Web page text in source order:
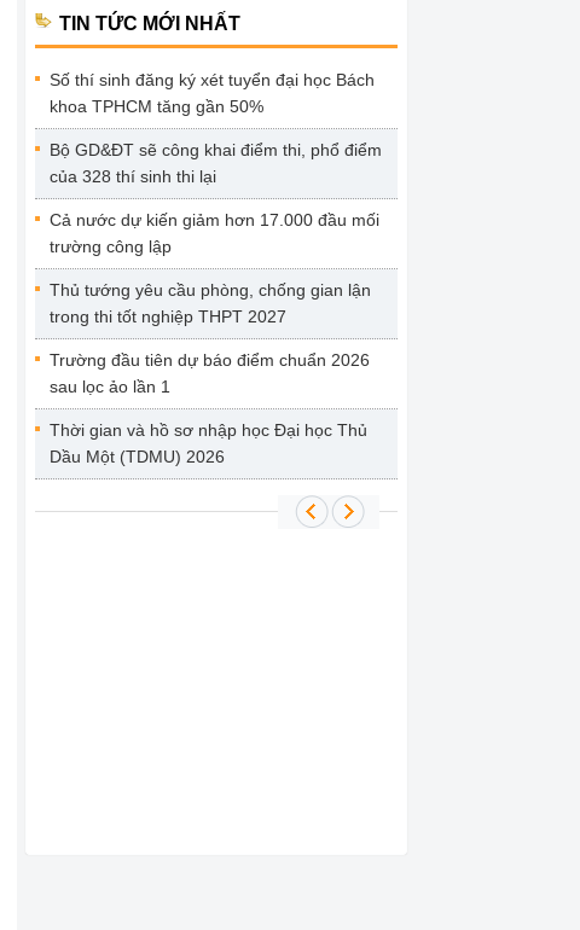
TIN TỨC MỚI NHẤT
Số thí sinh đăng ký xét tuyển đại học Bách
khoa TPHCM tăng gần 50%
Bộ GD&ĐT sẽ công khai điểm thi, phổ điểm
của 328 thí sinh thi lại
Cả nước dự kiến giảm hơn 17.000 đầu mối
trường công lập
Thủ tướng yêu cầu phòng, chống gian lận
trong thi tốt nghiệp THPT 2027
Trường đầu tiên dự báo điểm chuẩn 2026
sau lọc ảo lần 1
Thời gian và hồ sơ nhập học Đại học Thủ
Dầu Một (TDMU) 2026